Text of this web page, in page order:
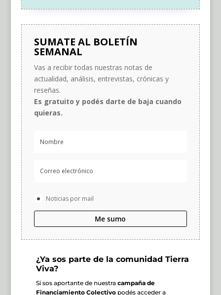
SUMATE AL BOLETÍN
SEMANAL
Vas a recibir todas nuestras notas de
actualidad, análisis, entrevistas, crónicas y
reseñas.
Es gratuito y podés darte de baja cuando
quieras.
Noticias por mail
Me sumo
¿Ya sos parte de la comunidad Tierra
Viva?
Si sos aportante de nuestra campaña de
Financiamiento Colectivopodés acceder a